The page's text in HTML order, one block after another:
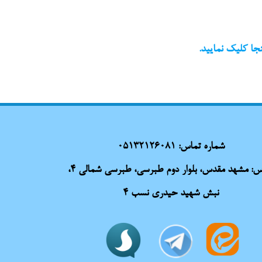
کلیک نمایید.
شماره تماس: 05132126081
آدرس: مشهد مقدس، بلوار دوم طبرسی، طبرسی شمالی 4،
نبش شهید حیدری نسب 4